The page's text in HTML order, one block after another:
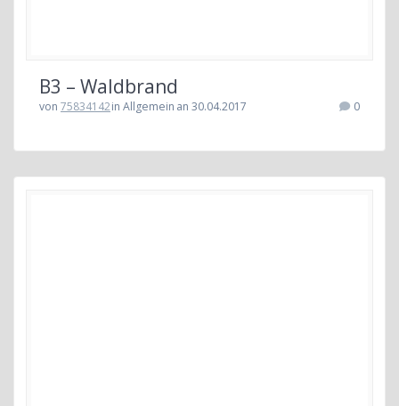
B3 – Waldbrand
von 75834142in Allgemein an 30.04.2017 0